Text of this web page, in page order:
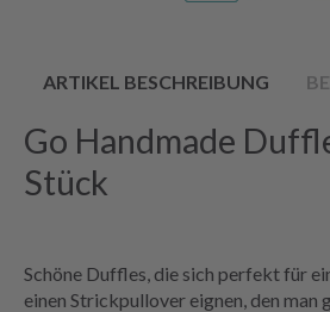
ARTIKEL BESCHREIBUNG
Go Handmade
Stück
Schöne Duffles, die sich perfekt für
einen Strickpullover eignen, den man